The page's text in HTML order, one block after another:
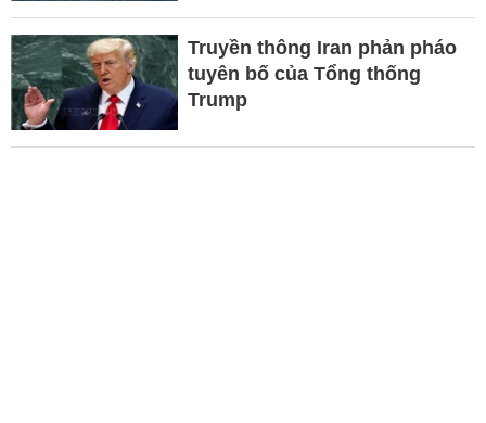
Truyền thông Iran phản pháo
tuyên bố của Tổng thống
Trump